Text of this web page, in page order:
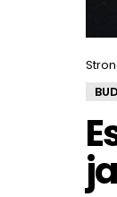
You